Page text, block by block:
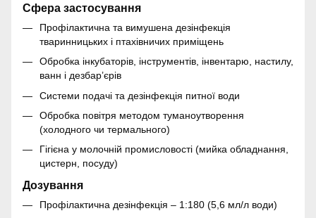
Сфера застосування
Профілактична та вимушена дезінфекція
тваринницьких і птахівничих приміщень
Обробка інкубаторів, інструментів, інвентарю, настилу,
ванн і дезбар’єрів
Системи подачі та дезінфекція питної води
Обробка повітря методом туманоутворення
(холодного чи термального)
Гігієна у молочній промисловості (мийка обладнання,
цистерн, посуду)
Дозування
Профілактична дезінфекція – 1:180 (5,6 мл/л води)